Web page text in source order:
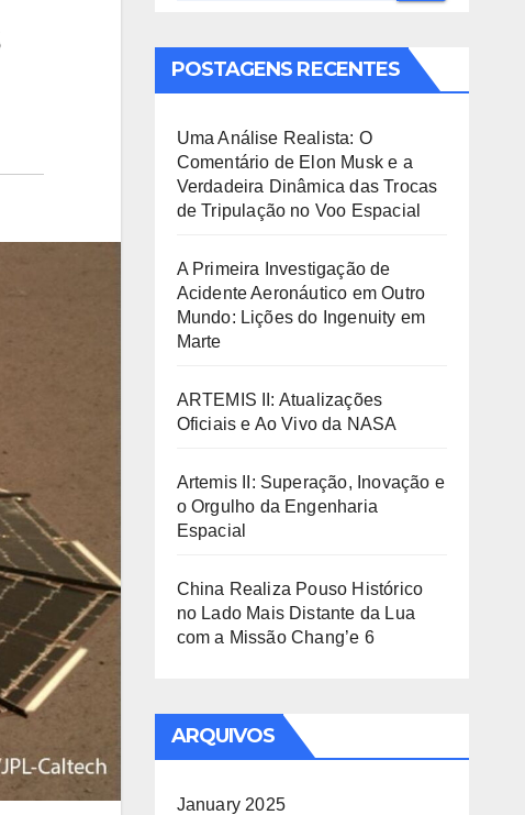
POSTAGENS RECENTES
Uma Análise Realista: O
Comentário de Elon Musk e a
Verdadeira Dinâmica das Trocas
de Tripulação no Voo Espacial
A Primeira Investigação de
Acidente Aeronáutico em Outro
Mundo: Lições do Ingenuity em
Marte
ARTEMIS II: Atualizações
Oficiais e Ao Vivo da NASA
Artemis II: Superação, Inovação e
o Orgulho da Engenharia
Espacial
China Realiza Pouso Histórico
no Lado Mais Distante da Lua
com a Missão Chang’e 6
ARQUIVOS
January 2025